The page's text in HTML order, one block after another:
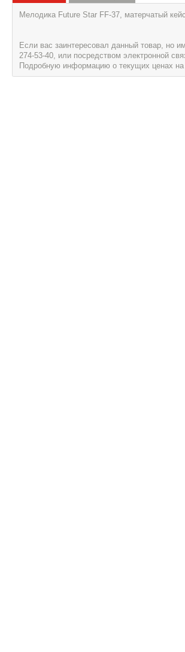
Мелодика Future Star FF-37, матерчатый кейс
Если вас заинтересовал данный товар, но
274-53-40, или посредством электронной
Подробную информацию о текущих ценах на